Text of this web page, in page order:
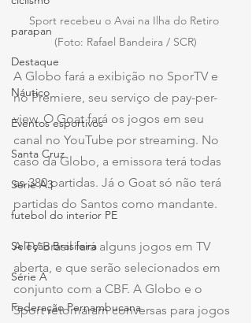
parapan
Destaque
Náutico
Eventos esportivos
Santa Cruz
Série A3
futebol do interior PE
Seleção Brasileira
Série A
Federação Pernambucana
Sport recebeu o Avai na Ilha do Retiro
(Foto: Rafael Bandeira / SCR)
A Globo fará a exibição no SporTV e
no Premiere, seu serviço de pay-per-
view. O Goat fará os jogos em seu
canal no YouTube por streaming. No
caso da Globo, a emissora terá todas
as 380 partidas. Já o Goat só não terá
partidas do Santos como mandante.
A TV Brasil fará alguns jogos em TV
aberta, e que serão selecionados em
conjunto com a CBF. A Globo e o
Sport retomaram conversas para jogos